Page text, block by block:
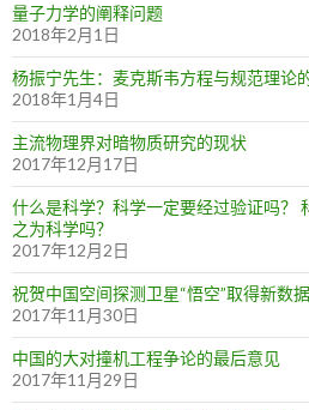
量子力学的阐释问题
2018年2月1日
杨振宁先生：麦克斯韦方程与规范理论
2018年1月4日
主流物理界对暗物质研究的现状
2017年12月17日
什么是科学？科学一定要经过验证吗？
之为科学吗？
2017年12月2日
祝贺中国空间探测卫星“悟空”取得新数据
2017年11月30日
中国的大对撞机工程争论的最后意见
2017年11月29日